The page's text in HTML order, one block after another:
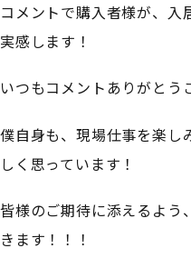
コメントで購入者様が、入
実感します！
いつもコメントありがとう
僕自身も、現場仕事を楽し
しく思っています！
皆様のご期待に添えるよう
きます！！！